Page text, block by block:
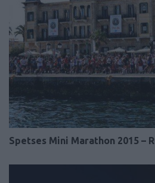
Spetses Mini Marathon 2015 –